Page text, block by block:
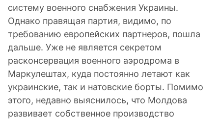
систему военного снабжения Украины.
Однако правящая партия, видимо, по
требованию европейских партнеров, пошла
дальше. Уже не является секретом
расконсервация военного аэродрома в
Маркулештах, куда постоянно летают как
украинские, так и натовские борты. Помимо
этого, недавно выяснилось, что Молдова
развивает собственное производство